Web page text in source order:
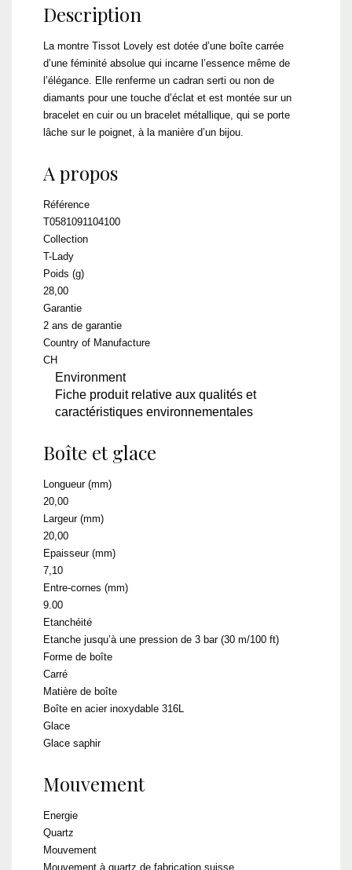
Description
La montre Tissot Lovely est dotée d’une boîte carrée
d’une féminité absolue qui incarne l’essence même de
l’élégance. Elle renferme un cadran serti ou non de
diamants pour une touche d’éclat et est montée sur un
bracelet en cuir ou un bracelet métallique, qui se porte
lâche sur le poignet, à la manière d’un bijou.
A propos
Référence
T0581091104100
Collection
T-Lady
Poids (g)
28,00
Garantie
2 ans de garantie
Country of Manufacture
CH
Environment
Fiche produit relative aux qualités et
caractéristiques environnementales
Boîte et glace
Longueur (mm)
20,00
Largeur (mm)
20,00
Epaisseur (mm)
7,10
Entre-cornes (mm)
9.00
Etanchéité
Etanche jusqu’à une pression de 3 bar (30 m/100 ft)
Forme de boîte
Carré
Matière de boîte
Boîte en acier inoxydable 316L
Glace
Glace saphir
Mouvement
Energie
Quartz
Mouvement
Mouvement à quartz de fabrication suisse